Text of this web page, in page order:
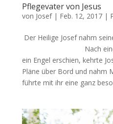
Pflegevater von Jesus
von Josef| Feb. 12, 2017|
Der Heilige Josef nahm
Nach einem
ein Engel erschien, kehrte
Pläne über Bord und nahm
führte mit ihr eine ganz